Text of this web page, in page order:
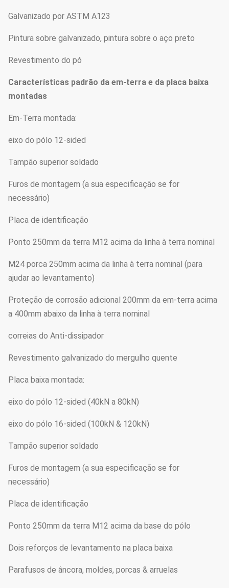
Galvanizado por ASTM A123
Pintura sobre galvanizado, pintura sobre o aço preto
Revestimento do pó
Características padrão da em-terra e da placa baixa
montadas
Em-Terra montada:
eixo do pólo 12-sided
Tampão superior soldado
Furos de montagem (a sua especificação se for
necessário)
Placa de identificação
Ponto 250mm da terra M12 acima da linha à terra nominal
M24 porca 250mm acima da linha à terra nominal (para
ajudar ao levantamento)
Proteção de corrosão adicional 200mm da em-terra acima
a 400mm abaixo da linha à terra nominal
correias do Anti-dissipador
Revestimento galvanizado do mergulho quente
Placa baixa montada:
eixo do pólo 12-sided (40kN a 80kN)
eixo do pólo 16-sided (100kN & 120kN)
Tampão superior soldado
Furos de montagem (a sua especificação se for
necessário)
Placa de identificação
Ponto 250mm da terra M12 acima da base do pólo
Dois reforços de levantamento na placa baixa
Parafusos de âncora, moldes, porcas & arruelas